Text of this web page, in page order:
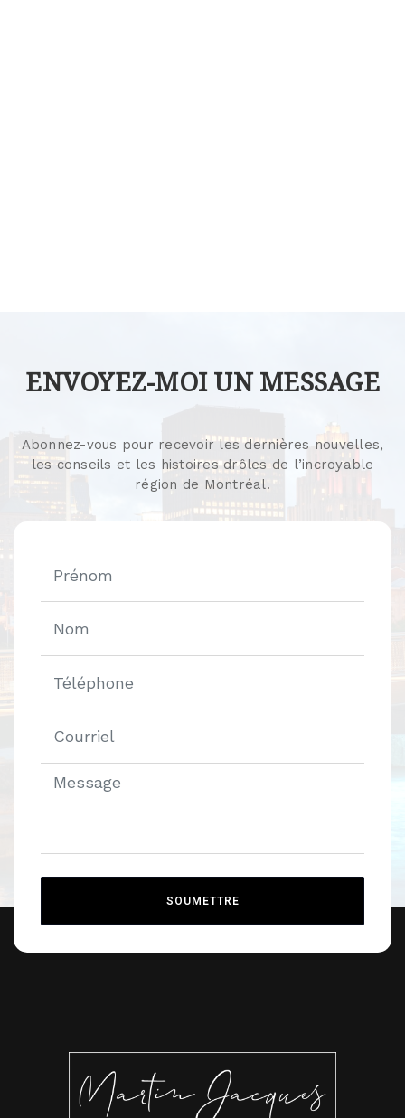
ENVOYEZ-MOI UN MESSAGE
Abonnez-vous pour recevoir les dernières nouvelles,
les conseils et les histoires drôles de l’incroyable
région de Montréal.
SOUMETTRE